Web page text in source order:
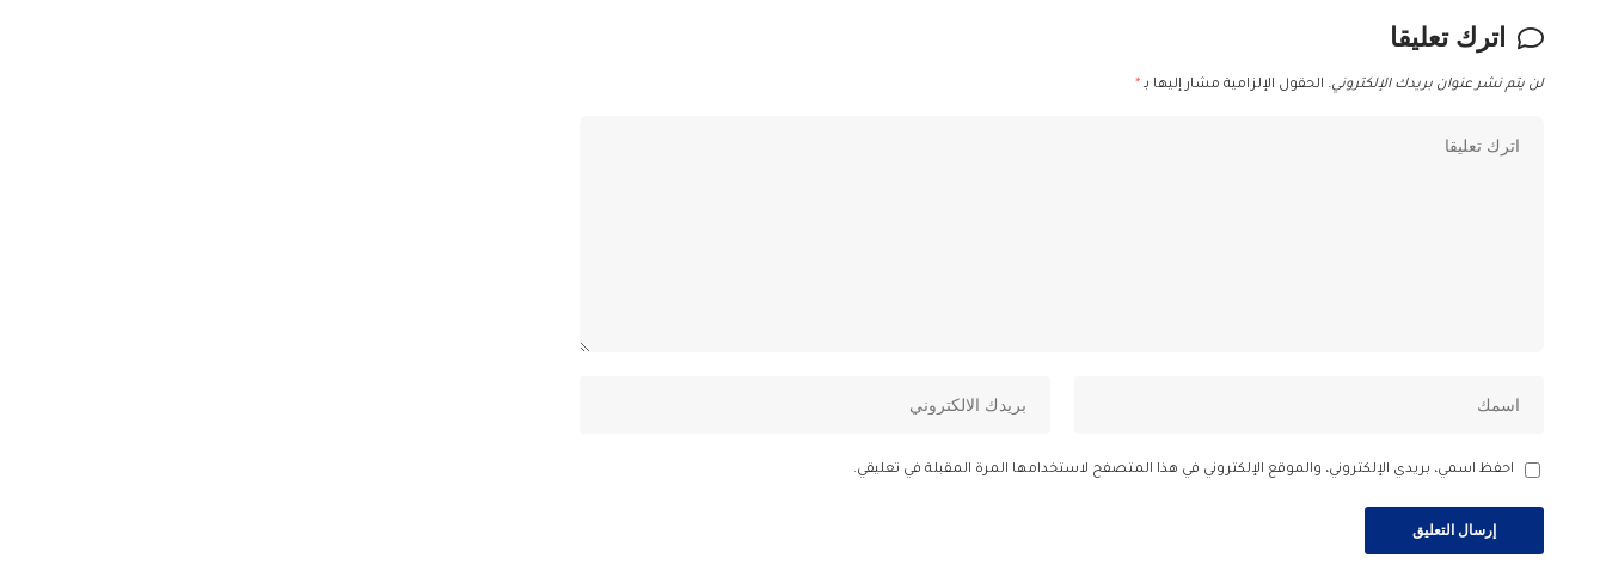
اترك تعليقا
لن يتم نشر عنوان بريدك الإلكتروني. الحقول الإلزامية مشار إليها بـ *
احفظ اسمي، بريدي الإلكتروني، والموقع الإلكتروني في هذا المتصفح لاستخدامها المرة المقبلة في تعليقي.